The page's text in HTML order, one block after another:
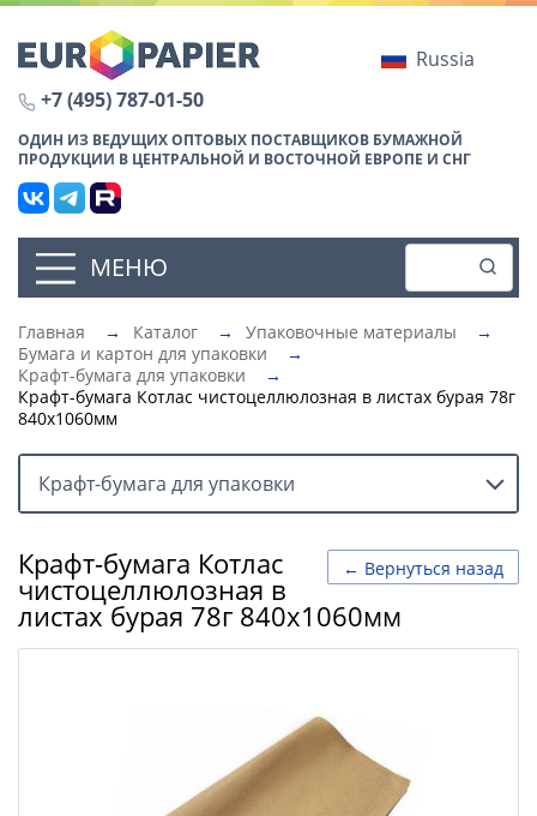
Russia
+7 (495) 787-01-50
ОДИН ИЗ ВЕДУЩИХ ОПТОВЫХ ПОСТАВЩИКОВ БУМАЖНОЙ
ПРОДУКЦИИ В ЦЕНТРАЛЬНОЙ И ВОСТОЧНОЙ ЕВРОПЕ И СНГ
МЕНЮ
Главная → Каталог → Упаковочные материалы
→
Бумага и картон для упаковки
→
Крафт-бумага для упаковки
→
Крафт-бумага Котлас чистоцеллюлозная в листах бурая 78г
840х1060мм
Крафт-бумага для упаковки
← Вернуться назад
Крафт-бумага Котлас
чистоцеллюлозная в
листах бурая 78г 840х1060мм